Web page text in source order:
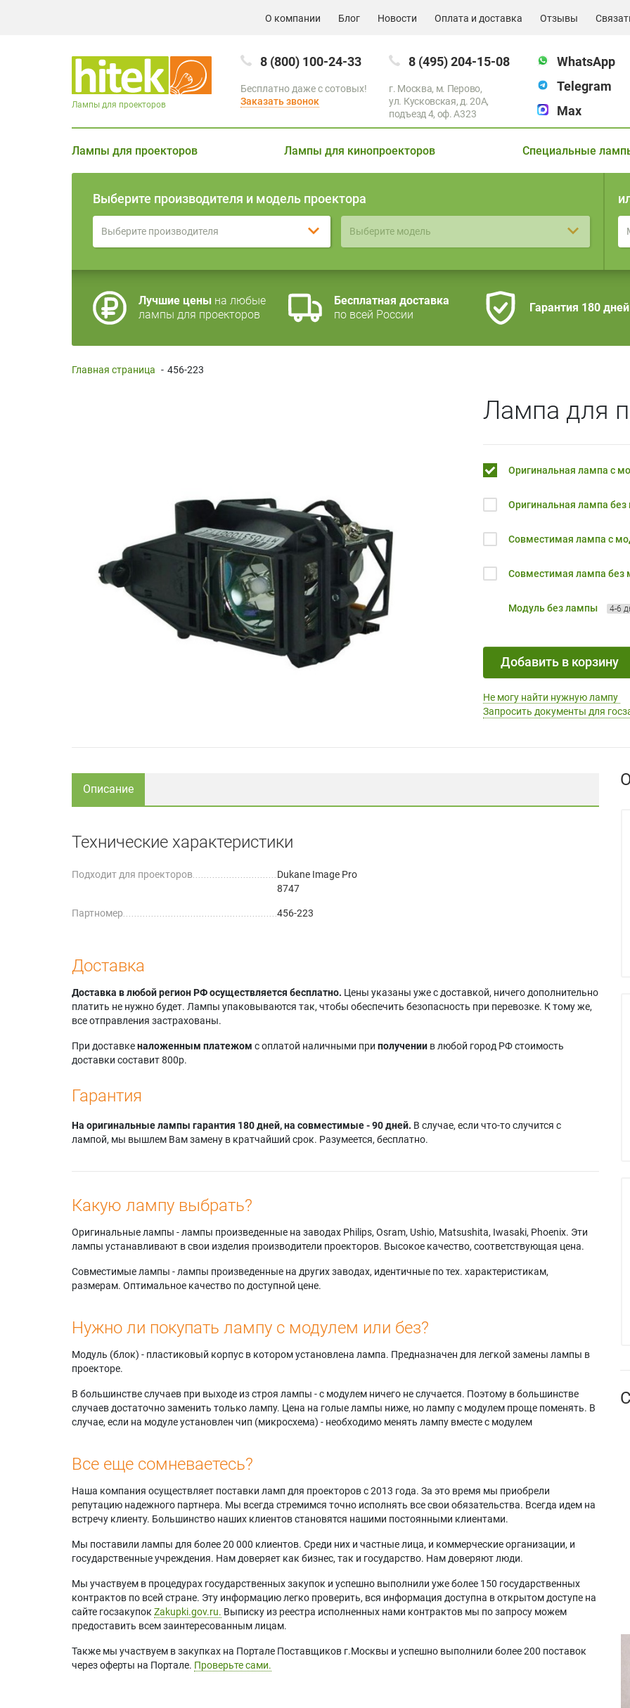
О компании Блог Новости Оплата и доставка Отзывы
8 (800) 100-24-33
Бесплатно даже с сотовых!
Заказать звонок
8 (495) 204-15-08
г. Москва, м. Перово,
ул. Кусковская, д. 20А,
подъезд 4, оф. A323
WhatsApp
Telegram
Max
Лампы для проекторов
Лампы для проекторов Лампы для кинопроекторов Специальные
Выберите производителя и модель проектора
Выберите производителя Выберите модель
Лучшие цены на любые
лампы для проекторов
Бесплатная доставка
по всей России
Гарантия 180 дней
Главная страница - 456-223
Лампа для
Оригинальная лампа с
Оригинальная лампа без
Совместимая лампа с
Совместимая лампа без
Модуль без лампы 4-6
Добавить в корзину
Не могу найти нужную лампу
Запросить документы для
Описание
Технические характеристики
Подходит для проекторов
Dukane Image Pro
8747
Партномер 456-223
Доставка
Доставка в любой регион РФ осуществляется бесплатно. Цены указаны уже с доставкой, ничего дополнительно
платить не нужно будет. Лампы упаковываются так, чтобы обеспечить безопасность при перевозке. К тому же,
все отправления застрахованы.
При доставкеналоженным платежом с оплатой наличными при получении в любой город РФ стоимость
доставки составит 800р.
Гарантия
На оригинальные лампы гарантия 180 дней, на совместимые - 90 дней. В случае, если что-то случится с
лампой, мы вышлем Вам замену в кратчайший срок. Разумеется, бесплатно.
Какую лампу выбрать?
Оригинальные лампы - лампы произведенные на заводах Philips, Osram, Ushio, Matsushita, Iwasaki, Phoenix. Эти
лампы устанавливают в свои изделия производители проекторов. Высокое качество, соответствующая цена.
Совместимые лампы - лампы произведенные на других заводах, идентичные по тех. характеристикам,
размерам. Оптимальное качество по доступной цене.
Нужно ли покупать лампу с модулем или без?
Модуль (блок) - пластиковый корпус в котором установлена лампа. Предназначен для легкой замены лампы в
проекторе.
В большинстве случаев при выходе из строя лампы - с модулем ничего не случается. Поэтому в большинстве
случаев достаточно заменить только лампу. Цена на голые лампы ниже, но лампу с модулем проще поменять. В
случае, если на модуле установлен чип (микросхема) - необходимо менять лампу вместе с модулем
Все еще сомневаетесь?
Наша компания осуществляет поставки ламп для проекторов с 2013 года. За это время мы приобрели
репутацию надежного партнера. Мы всегда стремимся точно исполнять все свои обязательства. Всегда идем на
встречу клиенту. Большинство наших клиентов становятся нашими постоянными клиентами.
Мы поставили лампы для более 20 000 клиентов. Среди них и частные лица, и коммерческие организации, и
государственные учреждения. Нам доверяет как бизнес, так и государство. Нам доверяют люди.
Мы участвуем в процедурах государственных закупок и успешно выполнили уже более 150 государственных
контрактов по всей стране. Эту информацию легко проверить, вся информация доступна в открытом доступе на
сайте госзакупок Zakupki.gov.ru. Выписку из реестра исполненных нами контрактов мы по запросу можем
предоставить всем заинтересованным лицам.
Также мы участвуем в закупках на Портале Поставщиков г.Москвы и успешно выполнили более 200 поставок
через оферты на Портале. Проверьте сами.